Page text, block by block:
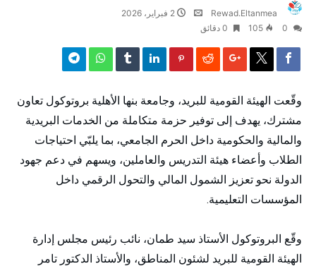
Rewad.Eltanmea
2 فبراير، 2026
105 0 ‫دقائق‬
وقّعت الهيئة القومية للبريد، وجامعة بنها الأهلية بروتوكول تعاون
مشترك، يهدف إلى توفير حزمة متكاملة من الخدمات البريدية
والمالية والحكومية داخل الحرم الجامعي، بما يلبّي احتياجات
الطلاب وأعضاء هيئة التدريس والعاملين، ويسهم في دعم جهود
الدولة نحو تعزيز الشمول المالي والتحول الرقمي داخل
المؤسسات التعليمية.
وقّع البروتوكول الأستاذ سيد طمان، نائب رئيس مجلس إدارة
الهيئة القومية للبريد لشئون المناطق، والأستاذ الدكتور تامر